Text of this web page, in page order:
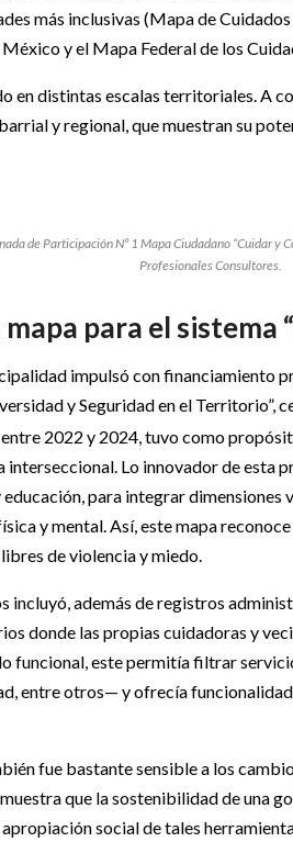
más inclusivas (Mapa de
y el Mapa Federal de los
en distintas escalas territoriales. A
y regional, que muestran su
de Participación Nº 1 Mapa Ciudadano “Cuidar y
Profesionales Consultores.
para el sistema
impulsó con financiamiento
y Seguridad en el Territorio”,
2022 y 2024, tuvo como
interseccional. Lo innovador de esta
para integrar
y mental. Así, este mapa
de violencia y miedo.
incluyó, además de registros
donde las propias cuidadoras y
funcional, este permitía filtrar
entre otros— y ofrecía
fue bastante sensible a los
que la sostenibilidad de una
social de tales